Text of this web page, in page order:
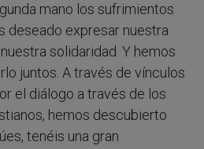
mano los sufrimientos
deseado expresar nuestra
solidaridad. Y hemos
juntos. A través de vínculos
el diálogo a través de los
hemos descubierto
tenéis una gran